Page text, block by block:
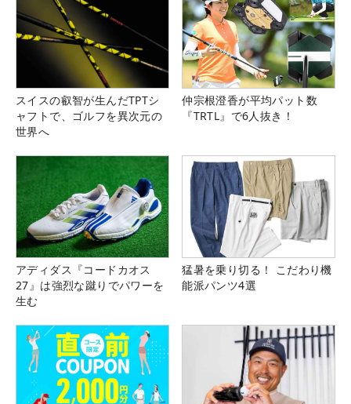
スイスの叡智が生んだTPTシ
ャフトで、ゴルフを異次元の
世界へ
仲宗根澄香が平均パット数
『TRTL』で6人抜き！
アディダス『コードカオス
27』は強烈な蹴りでパワーを
生む
猛暑を乗り切る！ こだわり機
能派パンツ4選